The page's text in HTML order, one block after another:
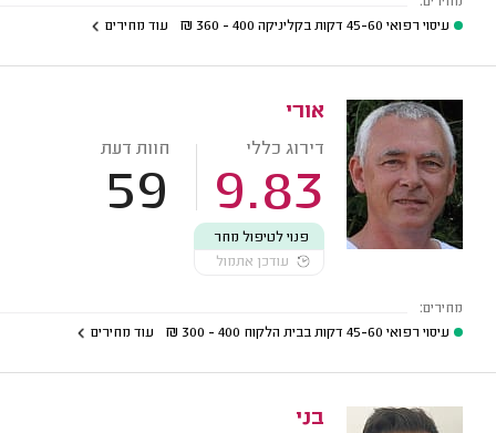
עיסוי רפואי 45-60 דקות בקליניקה
400 - 360
₪ עוד מחירים
אורי
דירוג כללי
9.83
חוות דעת
59
פנוי לטיפול מחר
עודכן אתמול
מחירים:
עיסוי רפואי 45-60 דקות בבית הלקוח
400 - 300
₪ עוד מחירים
בני